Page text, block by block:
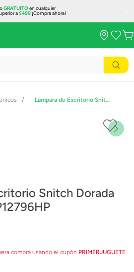
GRATUITOen cualquier
a$499¡Compra ahora!
Lámpara de Escritorio Snitch Dorada Harry Potter PP12796HP
Snitch Dorada
compra usando el cupón PRIMERJUGUETE